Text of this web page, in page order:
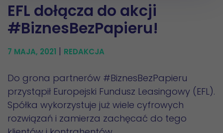
EFL dołącza do akcji
#BiznesBezPapieru!
7 MAJA, 2021 | REDAKCJA
Do grona partnerów #BiznesBezPapieru
przystąpił Europejski Fundusz Leasingowy (EFL).
Spółka wykorzystuje już wiele cyfrowych
rozwiązań i zamierza zachęcać do tego